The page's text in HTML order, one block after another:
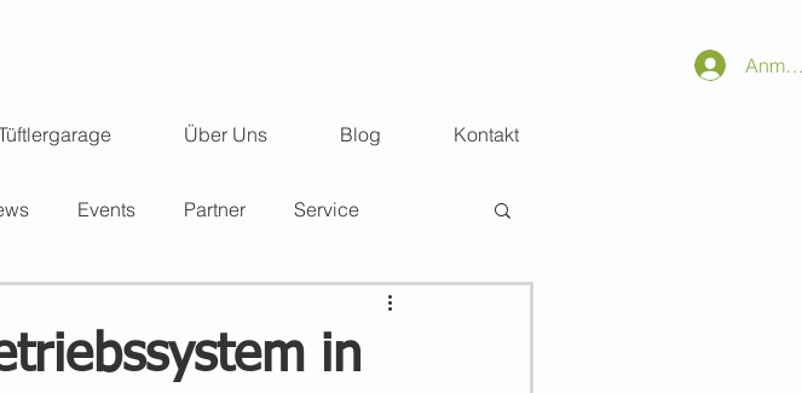
Über Uns Blog Kontakt
Events Partner Service
in